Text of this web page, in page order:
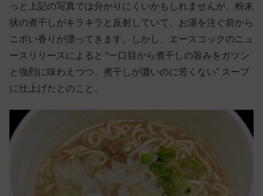
っと上記の写真では分かりにくいかもしれませんが、粉末
状の煮干しがキラキラと反射していて、お湯を注ぐ前から
ニボい香りが漂ってきます。しかし、エースコックのニュ
ースリリースによると “一口目から煮干しの旨みをガツン
と強烈に味わえつつ、煮干しが濃いのに苦くない” スープ
に仕上げたとのこと。